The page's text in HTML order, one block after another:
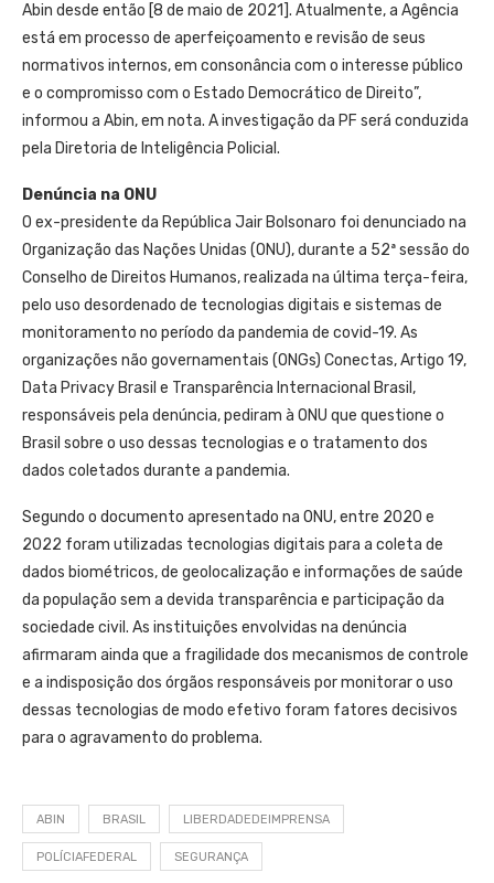
Abin desde então [8 de maio de 2021]. Atualmente, a Agência
está em processo de aperfeiçoamento e revisão de seus
normativos internos, em consonância com o interesse público
e o compromisso com o Estado Democrático de Direito”,
informou a Abin, em nota. A investigação da PF será conduzida
pela Diretoria de Inteligência Policial.
Denúncia na ONU
O ex-presidente da República Jair Bolsonaro foi denunciado na
Organização das Nações Unidas (ONU), durante a 52ª sessão do
Conselho de Direitos Humanos, realizada na última terça-feira,
pelo uso desordenado de tecnologias digitais e sistemas de
monitoramento no período da pandemia de covid-19. As
organizações não governamentais (ONGs) Conectas, Artigo 19,
Data Privacy Brasil e Transparência Internacional Brasil,
responsáveis pela denúncia, pediram à ONU que questione o
Brasil sobre o uso dessas tecnologias e o tratamento dos
dados coletados durante a pandemia.
Segundo o documento apresentado na ONU, entre 2020 e
2022 foram utilizadas tecnologias digitais para a coleta de
dados biométricos, de geolocalização e informações de saúde
da população sem a devida transparência e participação da
sociedade civil. As instituições envolvidas na denúncia
afirmaram ainda que a fragilidade dos mecanismos de controle
e a indisposição dos órgãos responsáveis por monitorar o uso
dessas tecnologias de modo efetivo foram fatores decisivos
para o agravamento do problema.
ABIN BRASIL LIBERDADEDEIMPRENSA
POLÍCIAFEDERAL SEGURANÇA